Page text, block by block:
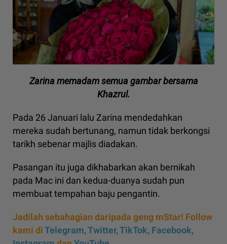
Zarina memadam semua gambar bersama
Khazrul.
Pada 26 Januari lalu Zarina mendedahkan
mereka sudah bertunang, namun tidak berkongsi
tarikh sebenar majlis diadakan.
Pasangan itu juga dikhabarkan akan bernikah
pada Mac ini dan kedua-duanya sudah pun
membuat tempahan baju pengantin.
Jadilah sebahagian daripada geng mStar! Follow
kami diTelegram,Twitter,TikTok, Facebook,